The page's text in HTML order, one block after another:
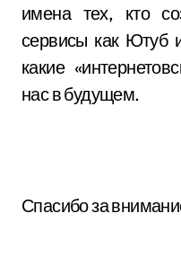
имена тех, кто
сервисы как Ютуб
какие
нас в будущем.
Спасибо за